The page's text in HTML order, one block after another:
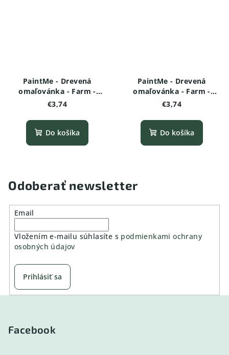
PaintMe - Drevená
omaľovánka - Farm -
Sliepka
€3,74
Do košíka
PaintMe - Drevená
omaľovánka - Farm -
Sliepočka varianta 2
€3,74
Do košíka
Odoberať newsletter
Email
Vložením e-mailu súhlasíte s podmienkami ochrany
osobných údajov
Prihlásiť sa
Facebook